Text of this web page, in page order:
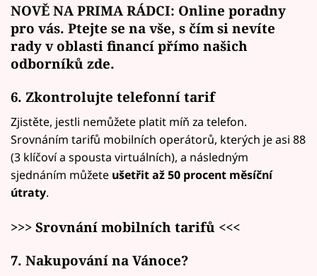
NOVĚ NA PRIMA RÁDCI: Online poradny
pro vás. Ptejte se na vše, s čím si nevíte
rady v oblasti financí přímo našich
odborníků zde.
6. Zkontrolujte telefonní tarif
Zjistěte, jestli nemůžete platit míň za telefon.
Srovnáním tarifů mobilních operátorů, kterých je asi 88
(3 klíčoví a spousta virtuálních), a následným
sjednáním můžete ušetřit až 50 procent měsíční
útraty.
>>> Srovnání mobilních tarifů <<<
7. Nakupování na Vánoce?